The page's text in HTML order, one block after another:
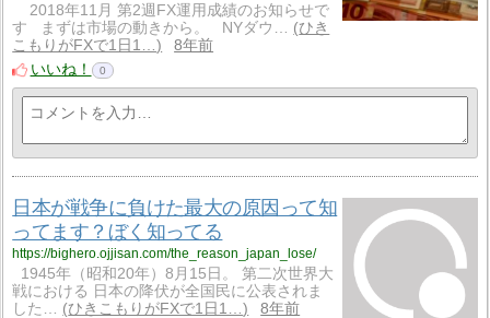
2018年11月 第2週FX運用成績のお知らせで
す まずは市場の動きから。 NYダウ…
ひき
こもりがFXで1日1…
8年前
いいね！
0
日本が戦争に負けた最大の原因って知
ってます？ぼく知ってる
https://bighero.ojjisan.com/the_reason_japan_lose/
1945年（昭和20年）8月15日。 第二次世界大
戦における 日本の降伏が全国民に公表されま
した…
ひきこもりがFXで1日1…
8年前